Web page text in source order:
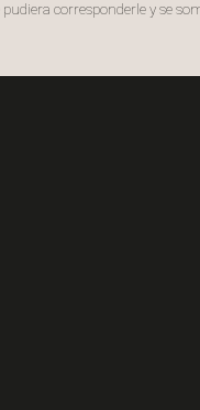
corresponderle y se